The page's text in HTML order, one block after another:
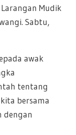
Mudik
Sabtu,
awak
tentang
bersama
dengan